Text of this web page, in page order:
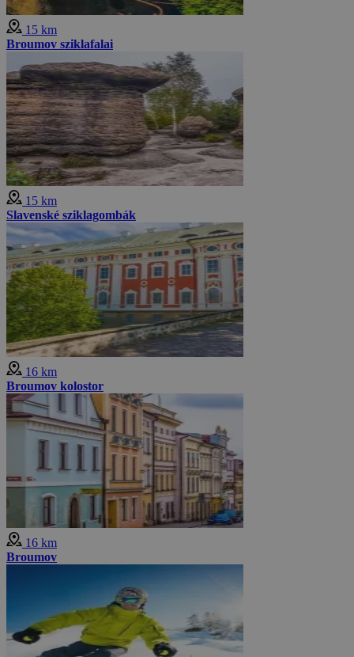
15 km
Broumov sziklafalai
15 km
Slavenské sziklagombák
16 km
Broumov kolostor
16 km
Broumov